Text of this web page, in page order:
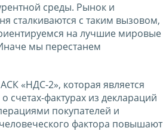
среды. Рынок и
сталкиваются с таким вызовом,
на лучшие мировые
мы перестанем
«НДС-2», которая является
фактурах из деклараций
покупателей и
фактора повышают